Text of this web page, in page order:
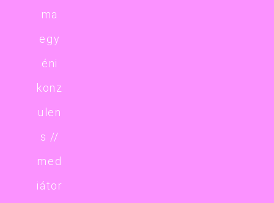
ma
egy
éni
konz
ulen
s //
med
iátor